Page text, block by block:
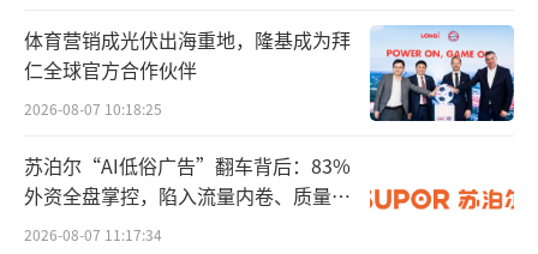
此外，关于极星成都工厂，在今年年初就
有消息称该工厂将集体搬迁至重庆。极星方面
会在成都工厂量产，而重庆极星工厂则是极星
在国内市场的新增产能，预计首款量产车型是
体育营销成光伏出海重地，隆基成为拜
仁全球官方合作伙伴
2026-08-07 10:18:25
苏泊尔“AI低俗广告”翻车背后：83%
外资全盘掌控，陷入流量内卷、质量频
发的负循环
2026-08-07 11:17:34